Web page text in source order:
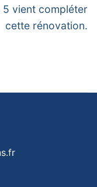
5 vient compléter
cette rénovation.